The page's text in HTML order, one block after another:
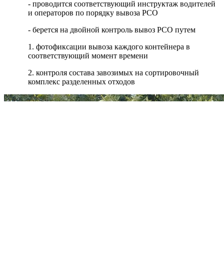
- проводится соответствующий инструктаж водителей
и операторов по порядку вывоза РСО
- берется на двойной контроль вывоз РСО путем
1. фотофиксации вывоза каждого контейнера в
соответствующий момент времени
2. контроля состава завозимых на сортировочный
комплекс разделенных отходов